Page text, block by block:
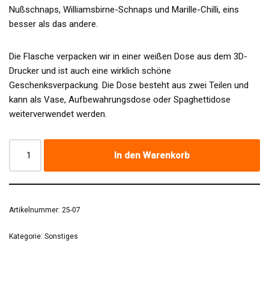
Nußschnaps, Williamsbirne-Schnaps und Marille-Chilli, eins
besser als das andere.
Die Flasche verpacken wir in einer weißen Dose aus dem 3D-
Drucker und ist auch eine wirklich schöne
Geschenksverpackung. Die Dose besteht aus zwei Teilen und
kann als Vase, Aufbewahrungsdose oder Spaghettidose
weiterverwendet werden.
In den Warenkorb
Artikelnummer: 25-07
Kategorie: Sonstiges